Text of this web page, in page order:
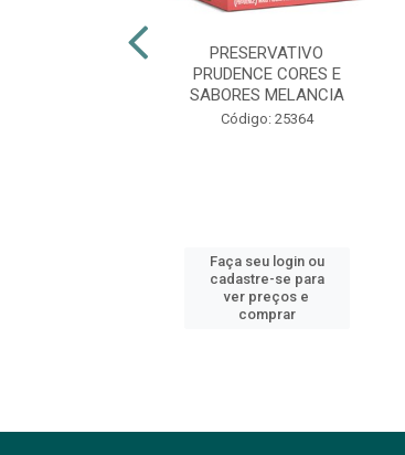
PRESERVATIVO
PRUDENCE CORES E
SABORES MELANCIA
Código: 25364
Faça seu login ou
cadastre-se para
ver preços e
comprar